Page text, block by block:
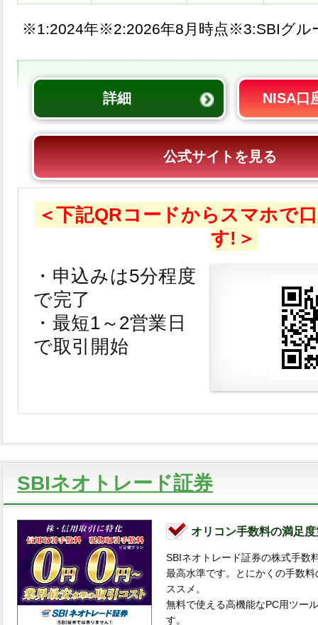
※1: ※2: ※3:SBIグル
詳細 NISA口
公式サイトを見る
＜下記QRコードからスマホで
す!＞
・申込みは5分程度
で完了
・最短1～2営業日
で取引開始
SBIネオトレード証券
オリコン手数料の満足
SBIネオトレード証券の株式手数
最高水準です。とにかくの手数
ススメ。
無料で使える高機能なPC用ツー
す。